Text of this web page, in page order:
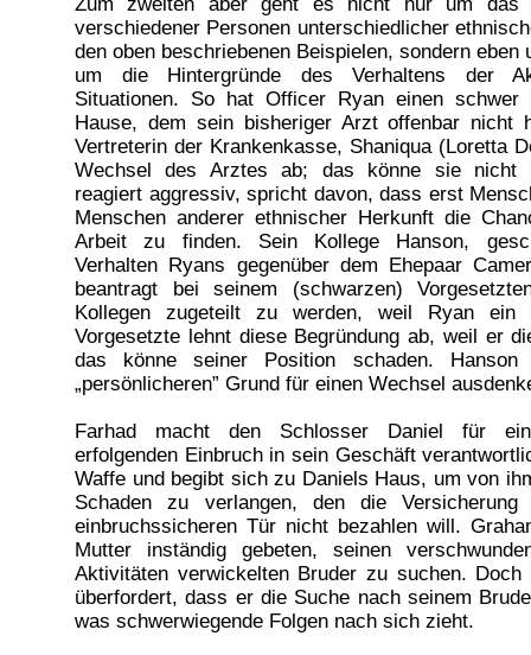
verschiedener Personen unterschiedlicher
den oben beschriebenen Beispielen, sondern eben
um die Hintergründe des Verhaltens der
Situationen. So hat Officer Ryan einen schwer
Hause, dem sein bisheriger Arzt offenbar nicht
Vertreterin der Krankenkasse, Shaniqua (Loretta
Wechsel des Arztes ab; das könne sie nicht
reagiert aggressiv, spricht davon, dass erst
Menschen anderer ethnischer Herkunft die
Arbeit zu finden. Sein Kollege Hanson,
Verhalten Ryans gegenüber dem Ehepaar
beantragt bei seinem (schwarzen)
Kollegen zugeteilt zu werden, weil Ryan
Vorgesetzte lehnt diese Begründung ab, weil er
das könne seiner Position schaden.
„persönlicheren” Grund für einen Wechsel
Farhad macht den Schlosser Daniel für
erfolgenden Einbruch in sein Geschäft
Waffe und begibt sich zu Daniels Haus, um von
Schaden zu verlangen, den die
einbruchssicheren Tür nicht bezahlen will.
Mutter inständig gebeten, seinen
Aktivitäten verwickelten Bruder zu suchen.
überfordert, dass er die Suche nach seinem
was schwerwiegende Folgen nach sich zieht.